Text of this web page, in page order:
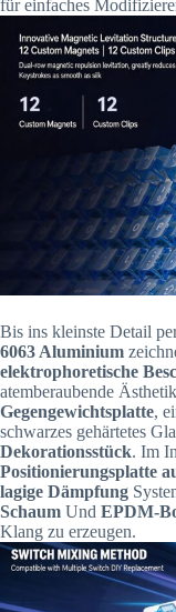
für einfaches
Bis ins kleinste Detail
6063 Aluminium
elektrophoretische
atemberaubende
Gegengewichtsplatte,
schwarzes gehärtetes
Dekorationsstück. Im
Positionierungsplatte
lagige Dämpfung
Schaum Und EPDM-
Klang zu erzeugen.